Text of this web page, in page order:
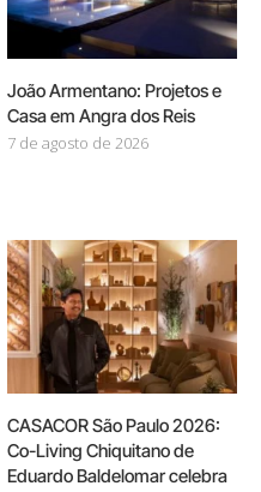
João Armentano: Projetos e
Casa em Angra dos Reis
7 de agosto de 2026
CASACOR São Paulo 2026:
Co-Living Chiquitano de
Eduardo Baldelomar celebra